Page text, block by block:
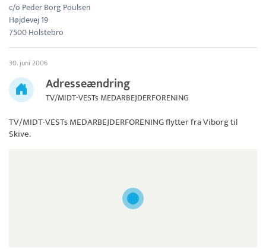
c/o Peder Borg Poulsen
Højdevej 19
7500 Holstebro
30. juni 2006
Adresseændring
TV/MIDT-VESTs MEDARBEJDERFORENING
TV/MIDT-VESTs MEDARBEJDERFORENINGflytter fra Viborg til
Skive.